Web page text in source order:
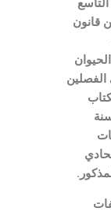
قانون
رقم (20) لسنة